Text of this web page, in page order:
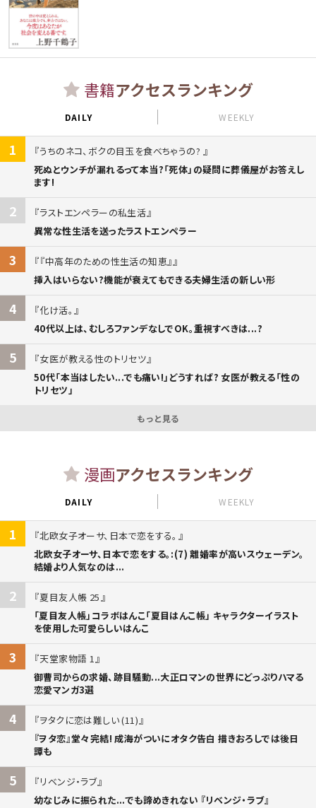
書籍アクセスランキング
DAILY WEEKLY
1
うちのネコ、ボクの目玉を食べちゃうの?
死ぬとウンチが漏れるって本当?「死体」の疑問に葬儀屋がお答えし
ます!
2
ラストエンペラーの私生活
異常な性生活を送ったラストエンペラー
3
『中高年のための性生活の知恵』
挿入はいらない?機能が衰えてもできる夫婦生活の新しい形
4
化け活。
40代以上は、むしろファンデなしでOK。重視すべきは...?
5
女医が教える性のトリセツ
50代「本当はしたい...でも痛い!」どうすれば? 女医が教える「性の
トリセツ」
もっと見る
漫画アクセスランキング
DAILY WEEKLY
1
北欧女子オーサ、日本で恋をする。
北欧女子オーサ、日本で恋をする。:(7) 離婚率が高いスウェーデン。
結婚より人気なのは...
2
夏目友人帳 25
「夏目友人帳」コラボはんこ「夏目はんこ帳」 キャラクターイラスト
を使用した可愛らしいはんこ
3
天堂家物語 1
御曹司からの求婚、跡目騒動...大正ロマンの世界にどっぷりハマる
恋愛マンガ3選
4
ヲタクに恋は難しい (11)
『ヲタ恋』堂々完結! 成海がついにオタク告白 描きおろしでは後日
譚も
5
リベンジ・ラブ
幼なじみに振られた...でも諦めきれない 『リベンジ・ラブ』